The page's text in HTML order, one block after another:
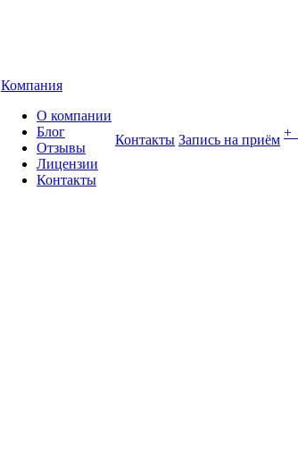
Компания
О компании
Блог
Отзывы
Лицензии
Контакты
Контакты Запись на приём +